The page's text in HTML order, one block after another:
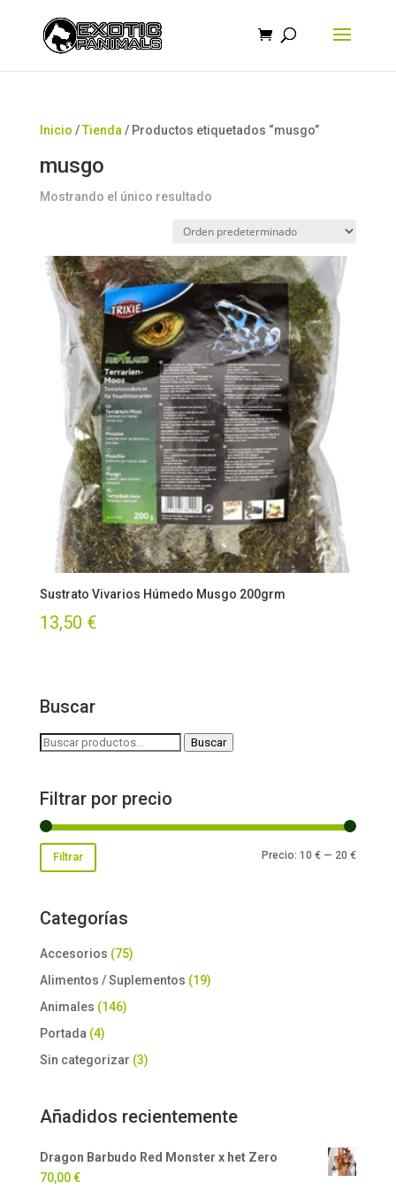
Inicio /Tienda / Productos etiquetados “musgo”
musgo
Mostrando el único resultado
Sustrato Vivarios Húmedo Musgo 200grm
13,50 €
Buscar
Buscar
Buscar
Filtrar por precio
Precio
Precio
Filtrar Precio:10 € — 20 €
Categorías
Accesorios (75)
Alimentos / Suplementos (19)
Animales (146)
Portada (4)
Sin categorizar (3)
Añadidos recientemente
Dragon Barbudo Red Monster x het Zero
70,00€